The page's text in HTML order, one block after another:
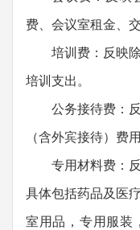
费、会议室租金、
培训费：反映
培训支出。
公务接待费：
（含外宾接待）费用
专用材料费：
具体包括药品及医
室用品，专用服装